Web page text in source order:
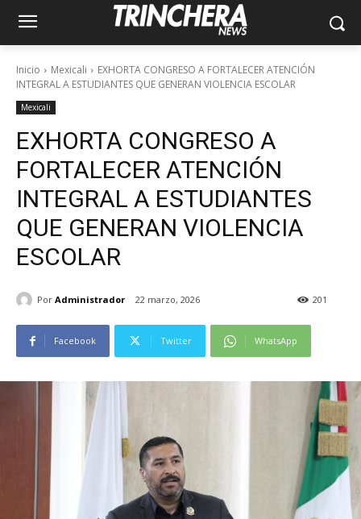
Inicio Mexicali
EXHORTA CONGRESO A FORTALECER ATENCIÓN
INTEGRAL A ESTUDIANTES QUE GENERAN VIOLENCIA ESCOLAR
Mexicali
EXHORTA CONGRESO A
FORTALECER ATENCIÓN
INTEGRAL A ESTUDIANTES
QUE GENERAN VIOLENCIA
ESCOLAR
Por Administrador 22 marzo, 2026 201
Facebook Twitter WhatsApp